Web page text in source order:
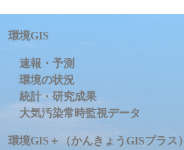
環境GIS
速報・予測
環境の状況
統計・研究成果
大気汚染常時監視データ
環境GIS＋（かんきょうGISプラス）